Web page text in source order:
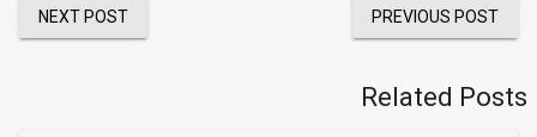
PREVIOUS POST
NEXT POST
Related Posts